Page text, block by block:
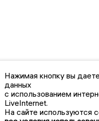
Нажимая кнопку вы
данных
с использованием
LiveInternet.
На сайте используются